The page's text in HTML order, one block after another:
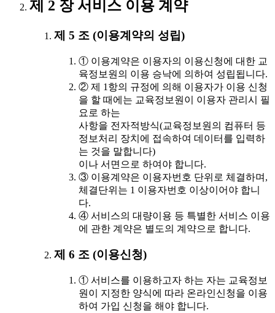
제 2 장 서비스 이용 계약
제 5 조 (이용계약의 성립)
① 이용계약은 이용자의 이용신청에 대한 교
육정보원의 이용 승낙에 의하여 성립됩니다.
② 제 1항의 규정에 의해 이용자가 이용 신청
을 할 때에는 교육정보원이 이용자 관리시 필
요로 하는
사항을 전자적방식(교육정보원의 컴퓨터 등
정보처리 장치에 접속하여 데이터를 입력하
는 것을 말합니다)
이나 서면으로 하여야 합니다.
③ 이용계약은 이용자번호 단위로 체결하며,
체결단위는 1 이용자번호 이상이어야 합니
다.
④ 서비스의 대량이용 등 특별한 서비스 이용
에 관한 계약은 별도의 계약으로 합니다.
제 6 조 (이용신청)
① 서비스를 이용하고자 하는 자는 교육정보
원이 지정한 양식에 따라 온라인신청을 이용
하여 가입 신청을 해야 합니다.